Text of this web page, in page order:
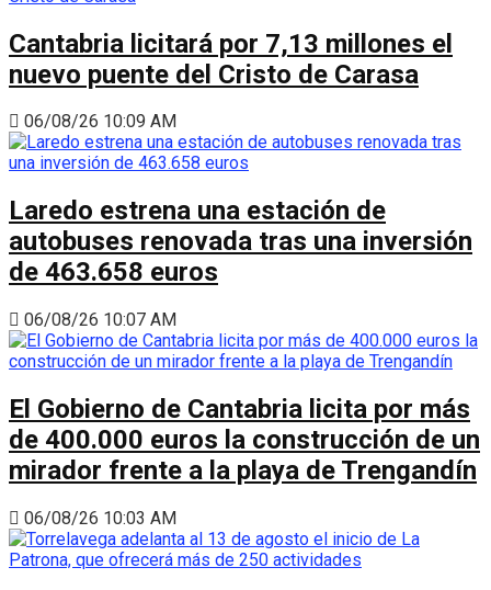
Cantabria licitará por 7,13 millones el
nuevo puente del Cristo de Carasa
06/08/26 10:09 AM
Laredo estrena una estación de
autobuses renovada tras una inversión
de 463.658 euros
06/08/26 10:07 AM
El Gobierno de Cantabria licita por más
de 400.000 euros la construcción de un
mirador frente a la playa de Trengandín
06/08/26 10:03 AM